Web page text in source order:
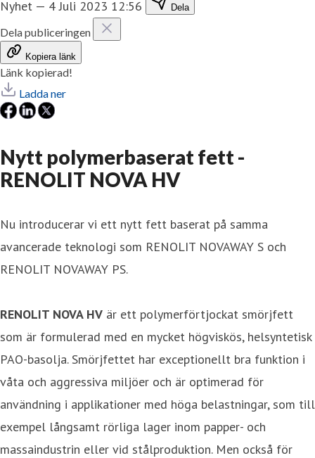
Nyhet — 4 Juli 2023 12:56 Dela
Dela publiceringen
Kopiera länk
Länk kopierad!
Ladda ner
Nytt polymerbaserat fett -
RENOLIT NOVA HV
Nu introducerar vi ett nytt fett baserat på samma
avancerade teknologi som RENOLIT NOVAWAY S och
RENOLIT NOVAWAY PS.
RENOLIT NOVA HV är ett polymerförtjockat smörjfett
som är formulerad med en mycket högviskös, helsyntetisk
PAO-basolja. Smörjfettet har exceptionellt bra funktion i
våta och aggressiva miljöer och är optimerad för
användning i applikationer med höga belastningar, som till
exempel långsamt rörliga lager inom papper- och
massaindustrin eller vid stålproduktion. Men också för